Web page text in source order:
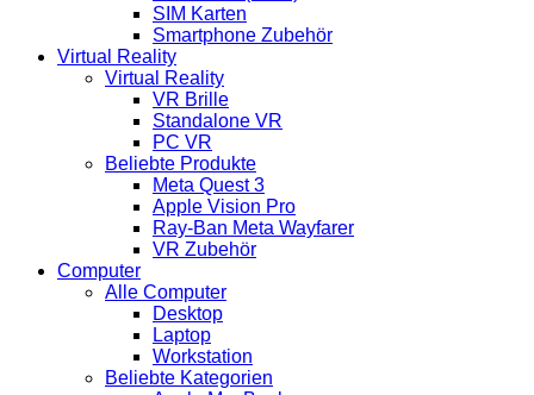
SIM Karten
Smartphone Zubehör
Virtual Reality
Virtual Reality
VR Brille
Standalone VR
PC VR
Beliebte Produkte
Meta Quest 3
Apple Vision Pro
Ray-Ban Meta Wayfarer
VR Zubehör
Computer
Alle Computer
Desktop
Laptop
Workstation
Beliebte Kategorien